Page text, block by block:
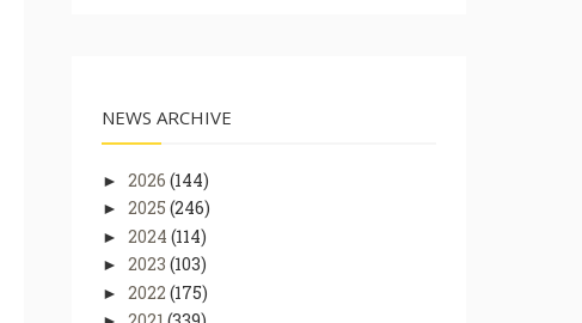
NEWS ARCHIVE
► 2026 (144)
► 2025 (246)
► 2024 (114)
► 2023 (103)
► 2022 (175)